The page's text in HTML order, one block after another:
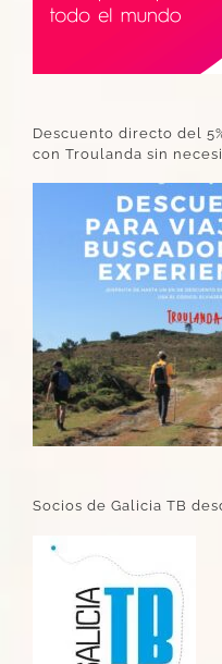
Descuento directo del
con Troulanda sin
Socios de Galicia TB